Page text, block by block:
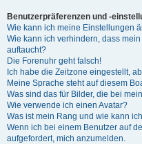
Benutzerpräferenzen und -
Wie kann ich meine Einstellungen
Wie kann ich verhindern, dass
auftaucht?
Die Forenuhr geht falsch!
Ich habe die Zeitzone eingestellt,
Meine Sprache steht auf diesem
Was sind das für Bilder, die bei
Wie verwende ich einen Avatar?
Was ist mein Rang und wie kann
Wenn ich bei einem Benutzer auf
aufgefordert, mich anzumelden.